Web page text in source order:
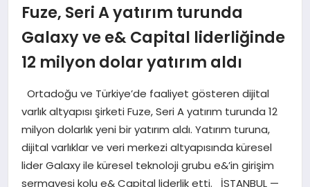
TEKNOLOJI
YAŞAM
Fuze, Seri A yatırım turunda
Galaxy ve e& Capital liderliğinde
12 milyon dolar yatırım aldı
Ortadoğu ve Türkiye’de faaliyet gösteren dijital
varlık altyapısı şirketi Fuze, Seri A yatırım turunda 12
milyon dolarlık yeni bir yatırım aldı. Yatırım turuna,
dijital varlıklar ve veri merkezi altyapısında küresel
lider Galaxy ile küresel teknoloji grubu e&’in girişim
sermayesi kolu e& Capital liderlik etti. İSTANBUL —